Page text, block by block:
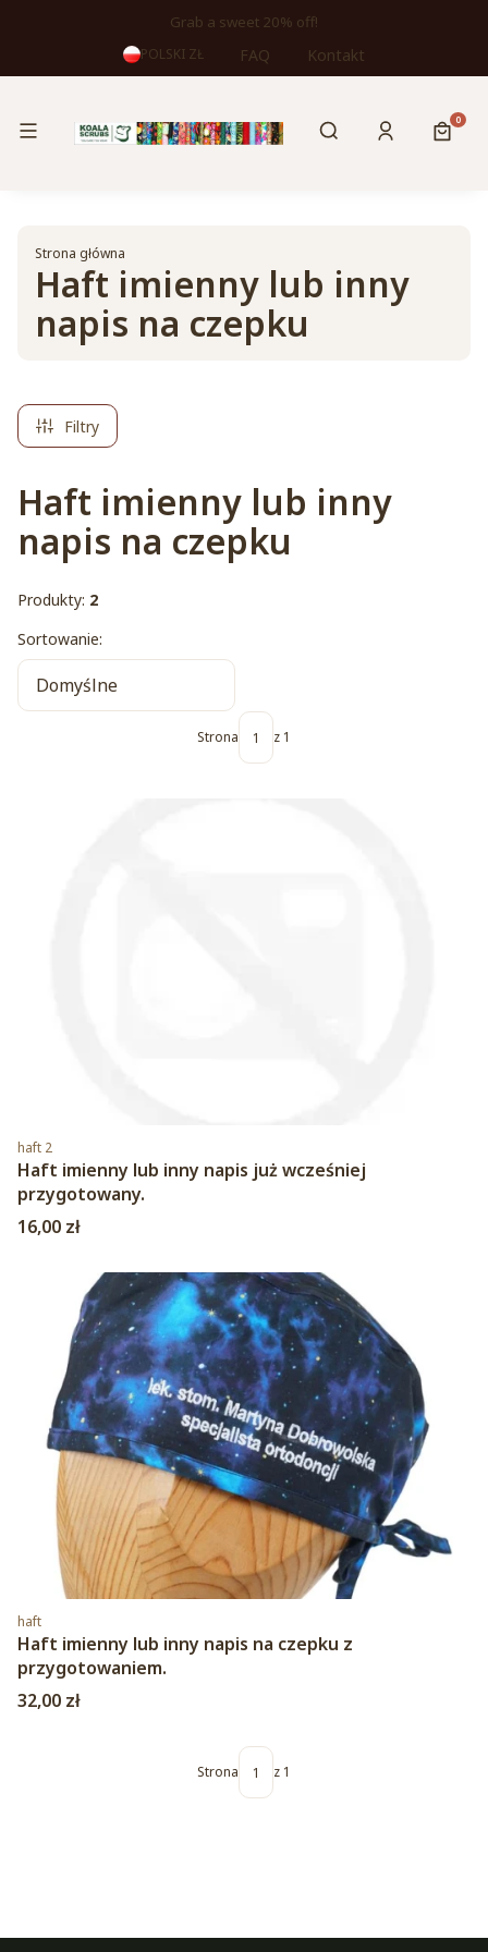
Grab a sweet 20% off!
POLSKI ZŁ FAQ Kontakt
Produkty Otwórz
Szukaj Zaloguj się
Strona główna
Haft imienny lub inny
napis na czepku
Filtry
Haft imienny lub inny
napis na czepku
Produkty: 2
Lista produktów
Sortowanie:
Domyślne
Strona z 1
Kod produktu
haft 2
Haft imienny lub inny napis już wcześniej
przygotowany.
Cena
16,00 zł
Kod produktu
haft
Haft imienny lub inny napis na czepku z
przygotowaniem.
Cena
32,00 zł
Strona z 1